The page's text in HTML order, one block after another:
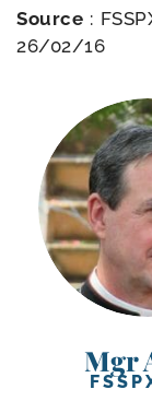
Source :
26/​02/​16
Mgr